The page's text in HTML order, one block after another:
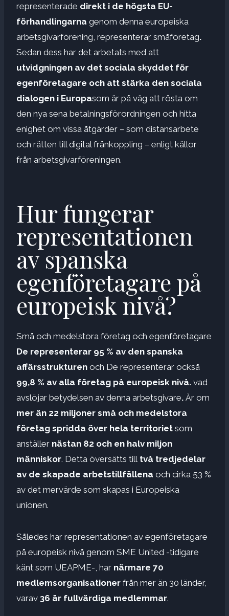
representerade direkt i de högsta EU-
förhandlingarna genom denna europeiska
arbetsgivarförening, representerar småföretag.
Sedan dess har det arbetats med att
utvidgningen av det sociala skyddet för
egenföretagare och att stärka den sociala
dialogen i Europasom är på väg att rösta om
den nya sena betalningsförordningen och hitta
enighet om vissa åtgärder – som distansarbete
och rätten till digital frånkoppling – enligt källor
från arbetsgivarföreningen.
Hur fungerar
representationen
av spanska
egenföretagare på
europeisk nivå?
Små och medelstora företag och egenföretagare
De representerar 95 % av den spanska
affärsstrukturen och De representerar också
99,8 % av alla företag på europeisk nivå. vad
avslöjar betydelsen av denna arbetsgivare. Är om
mer än 22 miljoner små och medelstora
företag spridda över hela territoriet som
anställer nästan 82 och en halv miljon
människor. Detta översätts till två tredjedelar
av de skapade arbetstillfällena och cirka 53 %
av det mervärde som skapas i Europeiska
unionen.
Således har representationen av egenföretagare
på europeisk nivå genom SME United -tidigare
känt som UEAPME-, har närmare 70
medlemsorganisationer från mer än 30 länder,
varav 36 är fullvärdiga medlemmar.